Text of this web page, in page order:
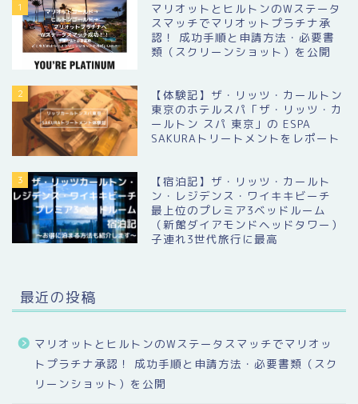
1
マリオットとヒルトンのWステータ
スマッチでマリオットプラチナ承
認！ 成功手順と申請方法・必要書
類（スクリーンショット）を公開
2
【体験記】ザ・リッツ・カールトン
東京のホテルスパ「ザ・リッツ・カ
ールトン スパ 東京」の ESPA
SAKURAトリートメントをレポート
3
【宿泊記】ザ・リッツ・カールト
ン・レジデンス・ワイキキビーチ
最上位のプレミア3ベッドルーム
（新館ダイアモンドヘッドタワー）
子連れ3世代旅行に最高
最近の投稿
マリオットとヒルトンのWステータスマッチでマリオッ
トプラチナ承認！ 成功手順と申請方法・必要書類（スク
リーンショット）を公開